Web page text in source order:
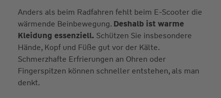
Anders als beim Radfahren fehlt beim E-Scooter die
wärmende Beinbewegung. Deshalb ist warme
Kleidung essenziell. Schützen Sie insbesondere
Hände, Kopf und Füße gut vor der Kälte.
Schmerzhafte Erfrierungen an Ohren oder
Fingerspitzen können schneller entstehen, als man
denkt.